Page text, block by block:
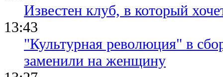
Известен клуб, в который
13:43
"Культурная революция" в
заменили на женщину